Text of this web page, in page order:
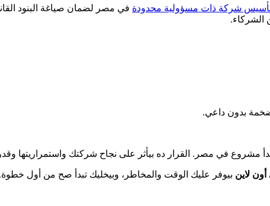
شركة ذات مسؤولية محدودة في مصر لضمان صياغة البنود
الشركاء.
بدون داعي.
مشروع في مصر. القرار ده بيأثر على نجاح شركتك واستمراريتها
لاين بيوفر عليك الوقت والمخاطر، وبيخليك تبدأ صح من أول خطوة.